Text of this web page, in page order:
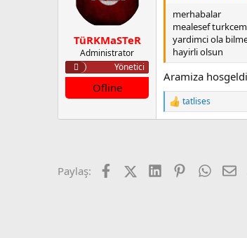
TüRKMaSTeR
Administrator
Yönetici
Ofline
merhabalar
mealesef
yardimci ola
hayirli olsun
Aramiza
T
e
tatlises
Paylaş: FacebookX (Twitter)LinkedInPinterest E-